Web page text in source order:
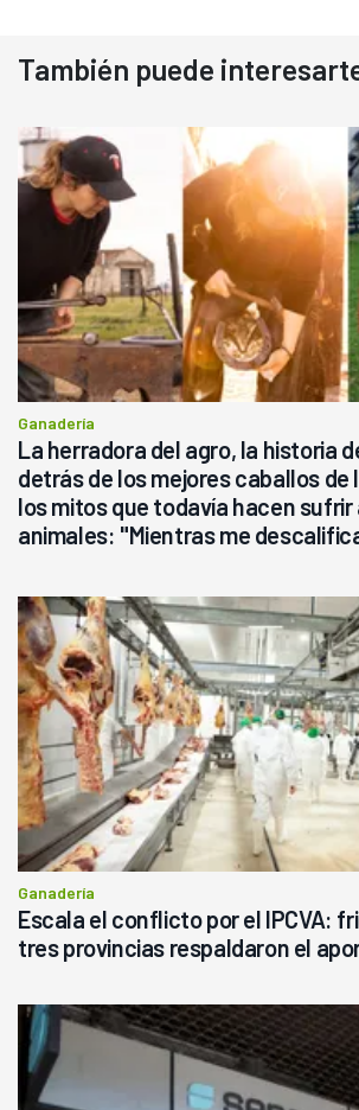
También puede
Ganadería
La herradora del agro, la historia
detrás de los mejores caballos de
los mitos que todavía hacen sufrir
animales: "Mientras me
Ganadería
Escala el conflicto por el IPCVA:
tres provincias respaldaron el